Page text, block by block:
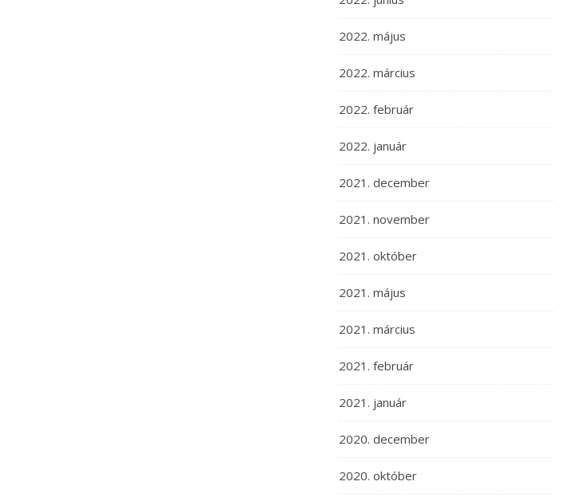
2022. május
2022. március
2022. február
2022. január
2021. december
2021. november
2021. október
2021. május
2021. március
2021. február
2021. január
2020. december
2020. október